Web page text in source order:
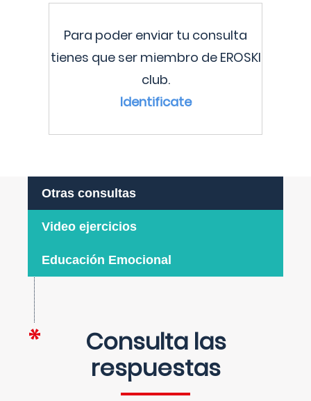
Para poder enviar tu consulta
tienes que ser miembro de EROSKI
club.
Identificate
Otras consultas
Video ejercicios
Educación Emocional
Consulta las
respuestas